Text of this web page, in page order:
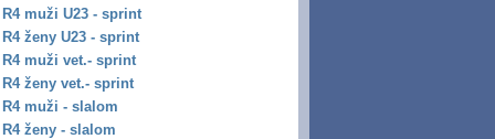
R4 muži U23 - sprint
R4 ženy U23 - sprint
R4 muži vet.- sprint
R4 ženy vet.- sprint
R4 muži - slalom
R4 ženy - slalom